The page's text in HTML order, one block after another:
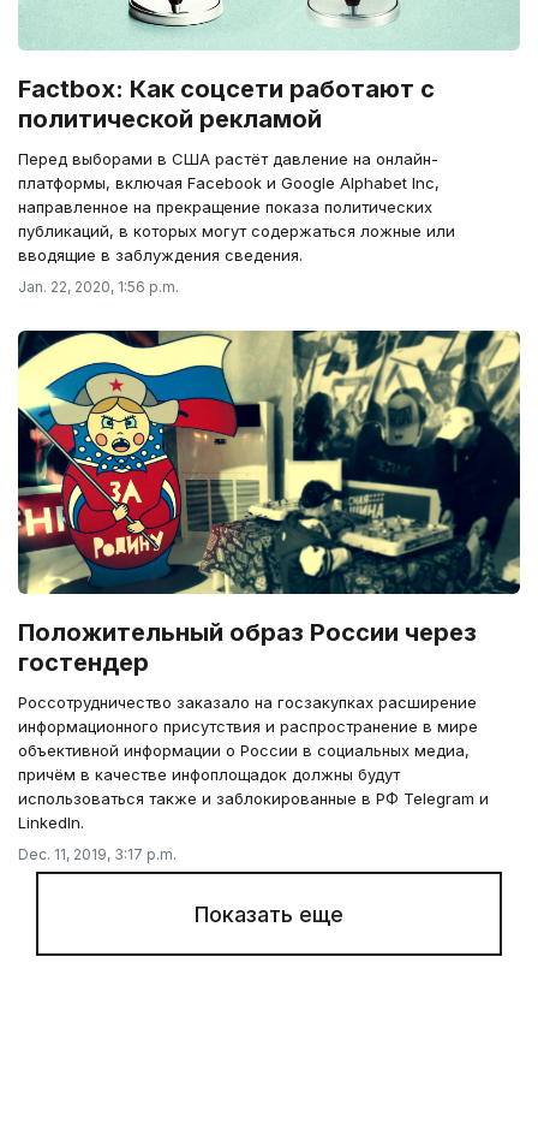
Factbox: Как соцсети работают с
политической рекламой
Перед выборами в США растёт давление на онлайн-
платформы, включая Facebook и Google Alphabet Inc,
направленное на прекращение показа политических
публикаций, в которых могут содержаться ложные или
вводящие в заблуждения сведения.
Jan. 22, 2020, 1:56 p.m.
Положительный образ России через
гостендер
Россотрудничество заказало на госзакупках расширение
информационного присутствия и распространение в мире
объективной информации о России в социальных медиа,
причём в качестве инфоплощадок должны будут
использоваться также и заблокированные в РФ Telegram и
LinkedIn.
Dec. 11, 2019, 3:17 p.m.
Показать еще